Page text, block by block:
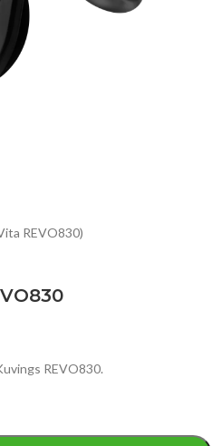
REVO830)
REVO830.